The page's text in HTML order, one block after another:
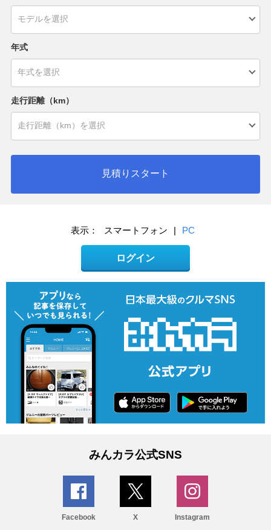
年式
走行距離（km）
見積りスタート
表示： スマートフォン | PC
ログイン
みんカラ公式SNS
Facebook X Instagram